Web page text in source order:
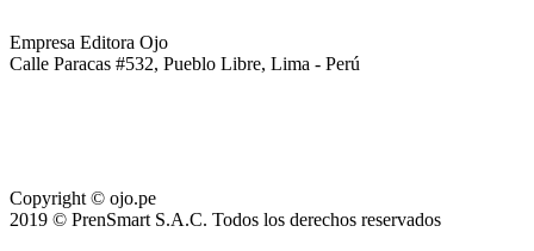
Empresa Editora Ojo
Calle Paracas #532, Pueblo Libre, Lima - Perú
Copyright © ojo.pe
2019 © PrenSmart S.A.C. Todos los derechos reservados